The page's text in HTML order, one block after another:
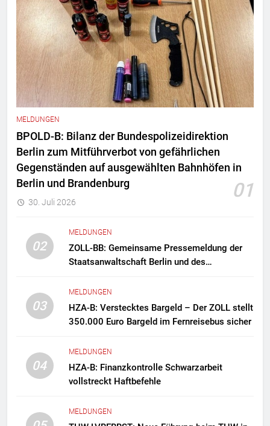
MELDUNGEN
BPOLD-B: Bilanz der Bundespolizeidirektion
Berlin zum Mitführverbot von gefährlichen
Gegenständen auf ausgewählten Bahnhöfen in
Berlin und Brandenburg
01
30. Juli 2026
02
MELDUNGEN
ZOLL-BB: Gemeinsame Pressemeldung der
Staatsanwaltschaft Berlin und des
Zollfahndung hebt mutmaßliches
Drogenlabor aus
03
MELDUNGEN
HZA-B: Verstecktes Bargeld – Der ZOLL stellt
350.000 Euro Bargeld im Fernreisebus sicher
04
MELDUNGEN
HZA-B: Finanzkontrolle Schwarzarbeit
vollstreckt Haftbefehle
MELDUNGEN